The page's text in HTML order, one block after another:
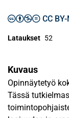
CC
Lataukset 52
Kuvaus
Opinnäytetyö
Tässä